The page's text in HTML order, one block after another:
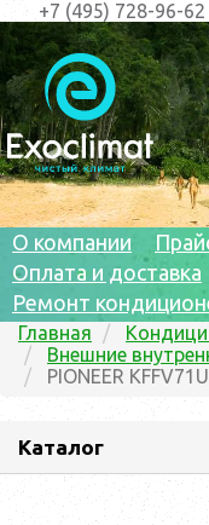
+7 (495) 728-96-62
О компании
Оплата и доставка
Ремонт
Главная
Внешние
PIONEER
Каталог